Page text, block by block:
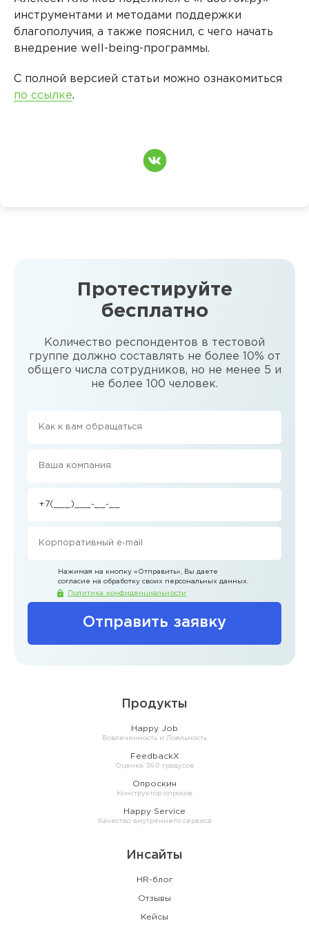
инструментами и методами поддержки
благополучия, а также пояснил, с чего начать
внедрение well-being-программы.
С полной версией статьи можно ознакомиться
по ссылке.
Протестируйте
бесплатно
Количество респондентов в тестовой
группе должно составлять не более 10% от
общего числа сотрудников, но не менее 5 и
не более 100 человек.
Отправить заявку
Нажимая на кнопку «Отправить» , Вы даете
согласие на обработку своих персональных данных.
Политика конфиденциальности
Продукты
Happy Job
Вовлеченность и Лояльность
FeedbackX
Оценка 360 градусов
Опроскин
Конструктор опросов
Happy Service
Качество внутреннего сервиса
Инсайты
HR-блог
Отзывы
Кейсы